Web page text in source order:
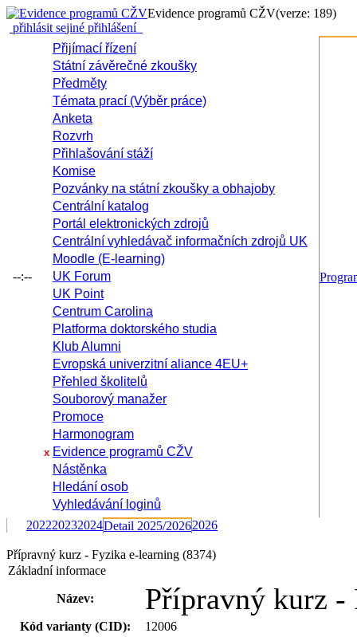
Evidence programů CŽV(verze: 189)
přihlásit sejiné přihlášení
--:--
Přijímací řízení
Státní závěrečné zkoušky
Předměty
Témata prací (Výběr práce)
Anketa
Rozvrh
Přihlašování stáží
Komise
Pozvánky na státní zkoušky a obhajoby
Centrální katalog
Portál elektronických zdrojů
Centrální vyhledávač informačních zdrojů UK
Moodle (E-learning)
UK Forum
UK Point
Centrum Carolina
Platforma doktorského studia
Klub Alumni
Evropská univerzitní aliance 4EU+
Přehled školitelů
Souborový manažer
Promoce
Harmonogram
x Evidence programů CŽV
Nástěnka
Hledání osob
Vyhledávání loginů
202220232024Detail 2025/20262026
Přípravný kurz - Fyzika e-learning (8374)
Základní informace
Název: Přípravný kurz -
Kód varianty (CID): 12006